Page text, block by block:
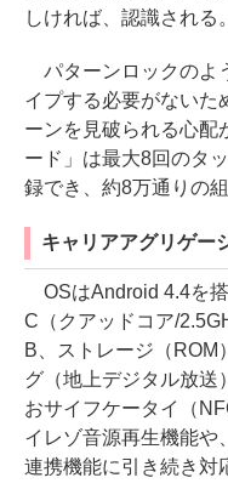
しければ、認識される。
パターンロックのよ
イプする必要がないた
ーンを見破られる心配
ード」は最大8回のタ
録でき、約8万通りの
キャリアアグリゲー
OSはAndroid 4.4を
C（クアッドコア/
B、ストレージ（ROM
グ（地上デジタル放送
おサイフケータイ（
イレゾ音源再生機能や
連携機能に引き続き対